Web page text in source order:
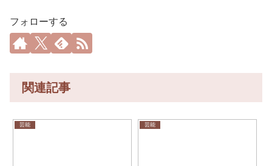
フォローする
関連記事
芸能 芸能